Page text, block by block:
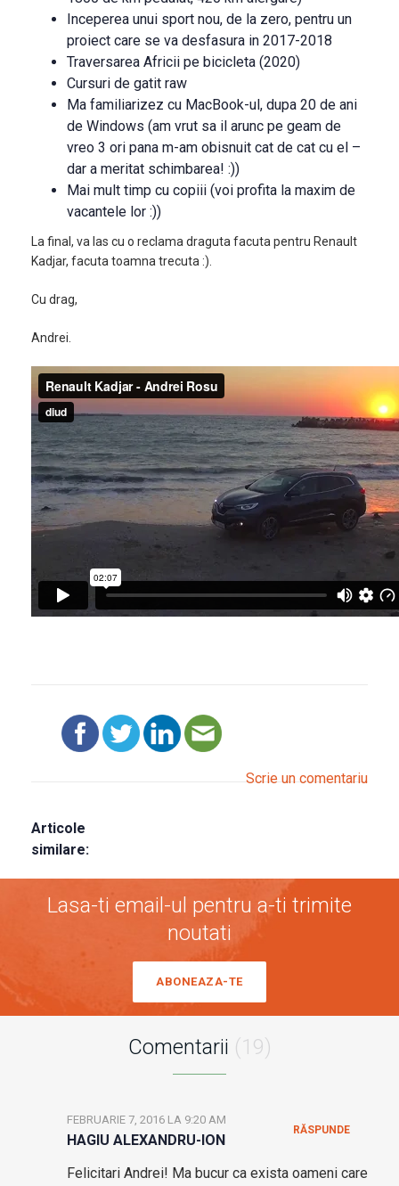
Inceperea unui sport nou, de la zero, pentru un
proiect care se va desfasura in 2017-2018
Traversarea Africii pe bicicleta (2020)
Cursuri de gatit raw
Ma familiarizez cu MacBook-ul, dupa 20 de ani
de Windows (am vrut sa il arunc pe geam de
vreo 3 ori pana m-am obisnuit cat de cat cu el –
dar a meritat schimbarea! :))
Mai mult timp cu copiii (voi profita la maxim de
vacantele lor :))
La final, va las cu o reclama draguta facuta pentru Renault
Kadjar, facuta toamna trecuta :).
Cu drag,
Andrei.
Scrie un comentariu
Articole
similare:
Lasa-ti email-ul pentru a-ti trimite
noutati
ABONEAZA-TE
Comentarii (19)
HAGIU ALEXANDRU-ION
FEBRUARIE 7, 2016 LA 9:20 AM
Felicitari Andrei! Ma bucur ca exista oameni care
RĂSPUNDE